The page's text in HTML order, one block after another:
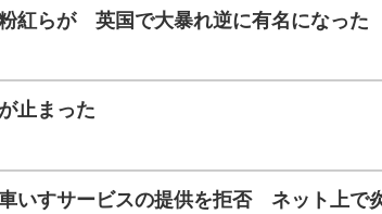
紅らが 英国で大暴れ逆に有名になった
止まった
いすサービスの提供を拒否 ネット上で